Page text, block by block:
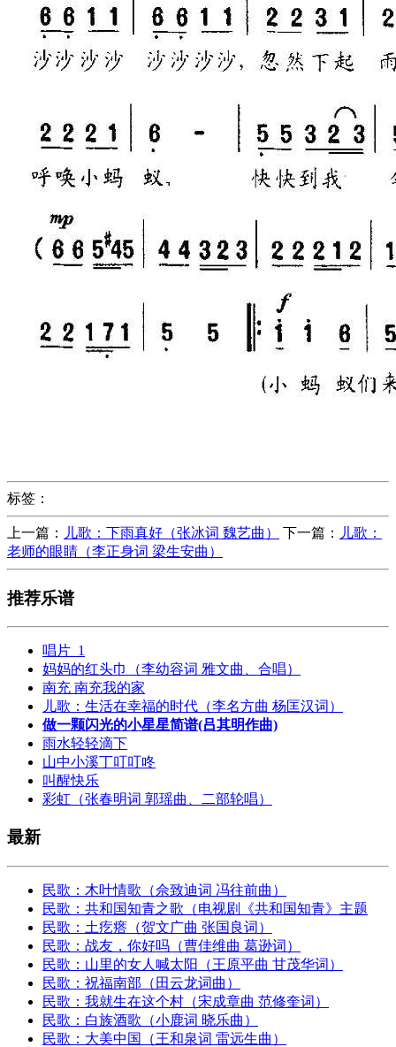
标签：
上一篇： 儿歌：下雨真好（张冰词 魏艺曲） 下一篇：
儿歌：
老师的眼睛（李正身词 梁生安曲）
推荐乐谱
唱片_1
妈妈的红头巾（李幼容词 雅文曲、合唱）
南充 南充我的家
儿歌：生活在幸福的时代（李名方曲 杨匡汉词）
做一颗闪光的小星星简谱(吕其明作曲)
雨水轻轻滴下
山中小溪丁叮叮咚
叫醒快乐
彩虹（张春明词 郭瑶曲、二部轮唱）
最新
民歌：木叶情歌（佘致迪词 冯往前曲）
民歌：共和国知青之歌（电视剧《共和国知青》主题
民歌：土疙瘩（贺文广曲 张国良词）
民歌：战友，你好吗（曹佳维曲 葛逊词）
民歌：山里的女人喊太阳（王原平曲 甘茂华词）
民歌：祝福南部（田云龙词曲）
民歌：我就生在这个村（宋成章曲 范修奎词）
民歌：白族酒歌（小鹿词 晓乐曲）
民歌：大美中国（王和泉词 雷远生曲）